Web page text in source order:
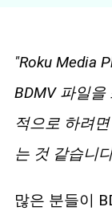
"Roku Media
BDMV 파일
적으로 하려
는 것 같습니
많은 분들이